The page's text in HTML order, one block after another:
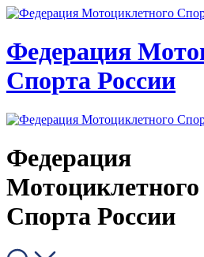
Федерация
Спорта России
Федерация
Мотоциклетного
Спорта России